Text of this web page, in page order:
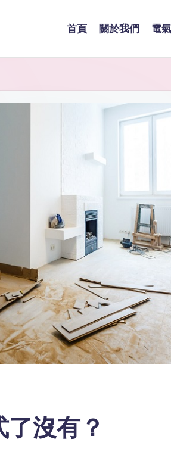
首頁 關於我們 電
沒有？